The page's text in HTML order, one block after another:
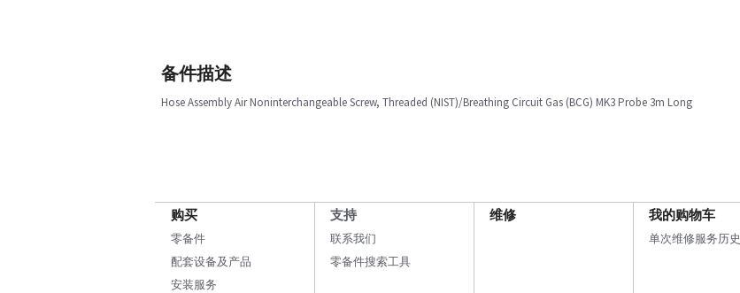
备件描述
Hose Assembly Air Noninterchangeable Screw, Threaded (NIST)/Breathing Circuit Gas (BCG) MK3 Probe 3m Long
购买
零备件
配套设备及产品
安装服务
支持
联系我们
零备件搜索工具
维修 我的购物车
单次维修服务历史